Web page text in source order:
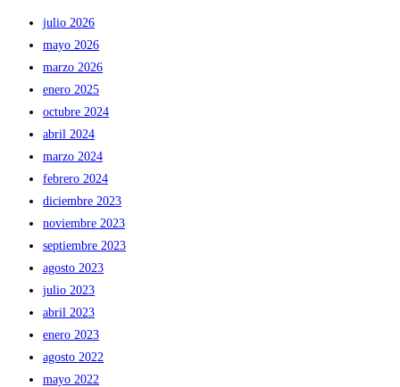
julio 2026
mayo 2026
marzo 2026
enero 2025
octubre 2024
abril 2024
marzo 2024
febrero 2024
diciembre 2023
noviembre 2023
septiembre 2023
agosto 2023
julio 2023
abril 2023
enero 2023
agosto 2022
mayo 2022